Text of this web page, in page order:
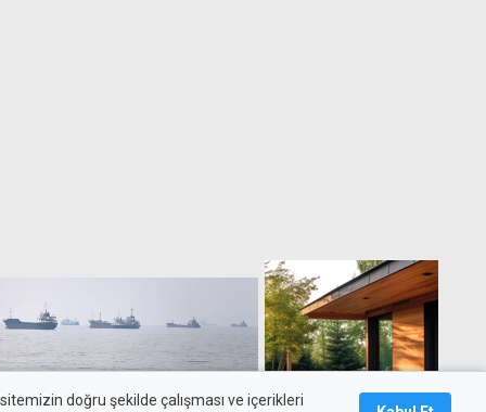
doğru şekilde çalışması ve içerikleri